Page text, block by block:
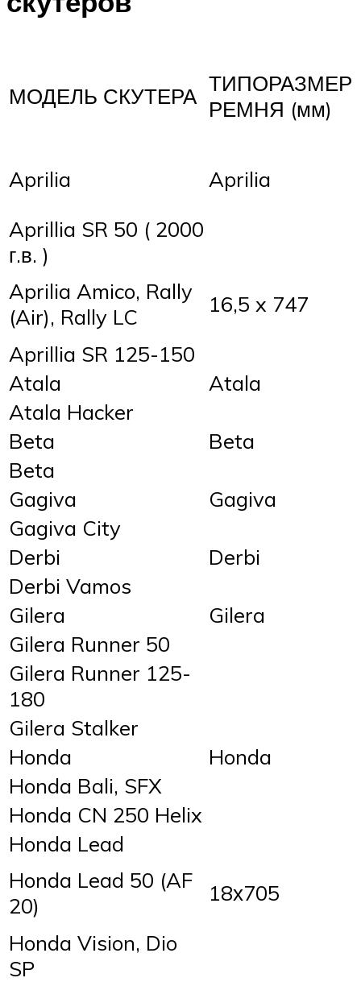
МОДЕЛЬ СКУТЕРА ТИПОРАЗМЕР
РЕМНЯ (мм)
Aprilia
Aprilia
Aprillia SR 50 ( 2000
г.в. )
Aprilia Amico, Rally
(Air), Rally LC
16,5 x 747
Aprillia SR 125-150
Atala
Atala
Atala Hacker
Beta
Beta
Beta
Gagiva
Gagiva
Gagiva City
Derbi
Derbi
Derbi Vamos
Gilera
Gilera
Gilera Runner 50
Gilera Runner 125-
180
Gilera Stalker
Honda
Honda
Honda Bali, SFX
Honda CN 250 Helix
Honda Lead
Honda Lead 50 (AF
20)
18х705
Honda Vision, Dio
SP